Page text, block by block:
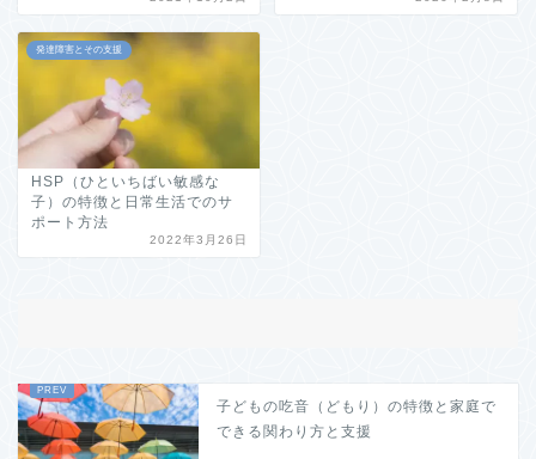
発達障害とその支援
HSP（ひといちばい敏感な
子）の特徴と日常生活でのサ
ポート方法
2022年3月26日
子どもの吃音（どもり）の特徴と家庭で
できる関わり方と支援